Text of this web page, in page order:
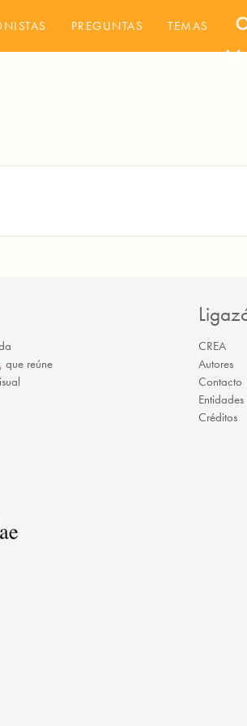
PREGUNTAS TEMAS
close
, que reúne
CREA
Autores
Contacto
Créditos